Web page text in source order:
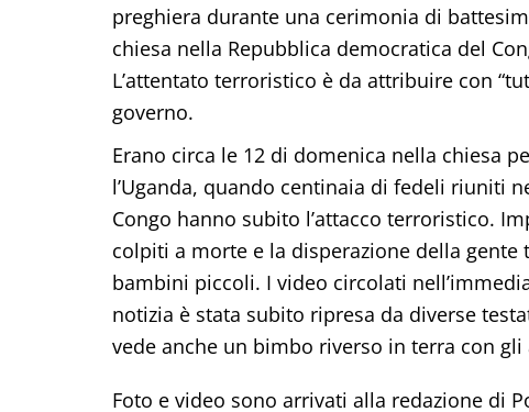
preghiera durante una cerimonia di
chiesa nella Repubblica democratica del
L’attentato terroristico è da attribuire con
governo.
Erano circa le 12 di domenica nella chiesa
l’Uganda, quando centinaia di fedeli riuniti
Congo hanno subito l’attacco terroristico.
colpiti a morte e la disperazione della
bambini piccoli. I video circolati
notizia è stata subito ripresa da diverse
vede anche un bimbo riverso in terra con
Foto e video sono arrivati alla redazione di